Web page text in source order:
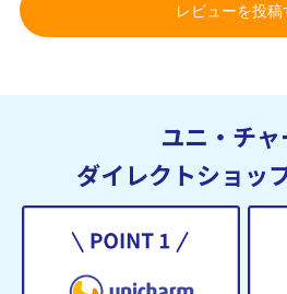
レビューを投稿
ユニ・チャ
ダイレクトショッ